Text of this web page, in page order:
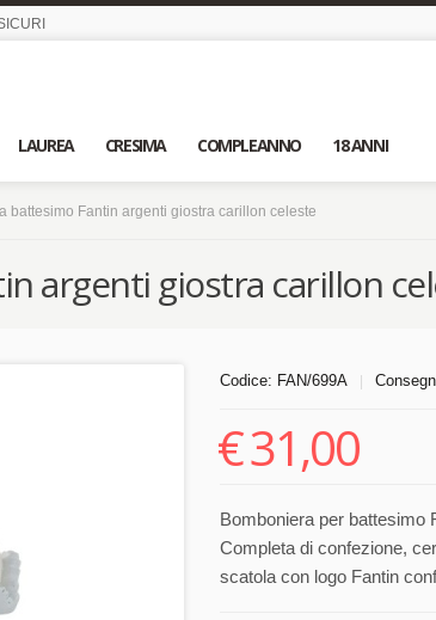
LAUREA CRESIMA COMPLEANNO 18 ANNI
battesimo Fantin argenti giostra carillon celeste
argenti giostra carillon
Codice: FAN/699A
€31,00
Bomboniera per battesimo
Completa di confezione,
scatola con logo Fantin